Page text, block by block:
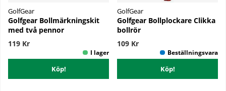
GolfGear
Golfgear Bollmärkningskit
med två pennor
119 Kr
Köp!
GolfGear
Golfgear Bollplockare Clikka
bollrör
109 Kr
Köp!